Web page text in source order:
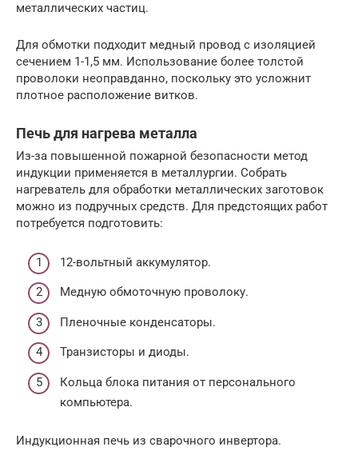
металлических частиц.
Для обмотки подходит медный провод с изоляцией
сечением 1-1,5 мм. Использование более толстой
проволоки неоправданно, поскольку это усложнит
плотное расположение витков.
Печь для нагрева металла
Из-за повышенной пожарной безопасности метод
индукции применяется в металлургии. Собрать
нагреватель для обработки металлических заготовок
можно из подручных средств. Для предстоящих работ
потребуется подготовить:
12-вольтный аккумулятор.
Медную обмоточную проволоку.
Пленочные конденсаторы.
Транзисторы и диоды.
Кольца блока питания от персонального
компьютера.
Индукционная печь из сварочного инвертора.